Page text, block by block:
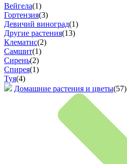
Вейгела(1)
Гортензия(3)
Девичий виноград(1)
Другие растения(13)
Клематис(2)
Самшит(1)
Сирень(2)
Спирея(1)
Туя(4)
Домашние растения и цветы(57)